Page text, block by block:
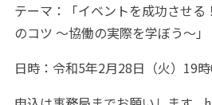
テーマ：「イベントを成功させる
のコツ 〜協働の実際を学ぼう〜」
日時：令和5年2月28日（火）19